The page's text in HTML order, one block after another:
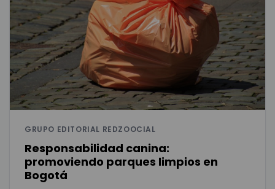
GRUPO EDITORIAL REDZOOCIAL
Responsabilidad canina:
promoviendo parques limpios en
Bogotá